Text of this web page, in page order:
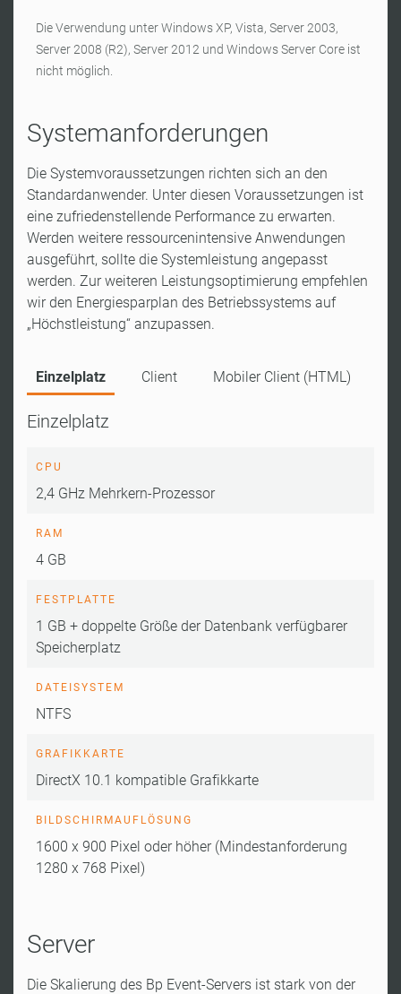
Die Verwendung unter Windows XP, Vista, Server 2003,
Server 2008 (R2), Server 2012 und Windows Server Core ist
nicht möglich.
Systemanforderungen
Die Systemvoraussetzungen richten sich an den
Standardanwender. Unter diesen Voraussetzungen ist
eine zufriedenstellende Performance zu erwarten.
Werden weitere ressourcenintensive Anwendungen
ausgeführt, sollte die Systemleistung angepasst
werden. Zur weiteren Leistungsoptimierung empfehlen
wir den Energiesparplan des Betriebssystems auf
„Höchstleistung“ anzupassen.
Einzelplatz Client Mobiler Client (HTML)
Einzelplatz
CPU
2,4 GHz Mehrkern-Prozessor
RAM
4 GB
FESTPLATTE
1 GB + doppelte Größe der Datenbank verfügbarer
Speicherplatz
DATEISYSTEM
NTFS
GRAFIKKARTE
DirectX 10.1 kompatible Grafikkarte
BILDSCHIRMAUFLÖSUNG
1600 x 900 Pixel oder höher (Mindestanforderung
1280 x 768 Pixel)
Server
Die Skalierung des Bp Event-Servers ist stark von der